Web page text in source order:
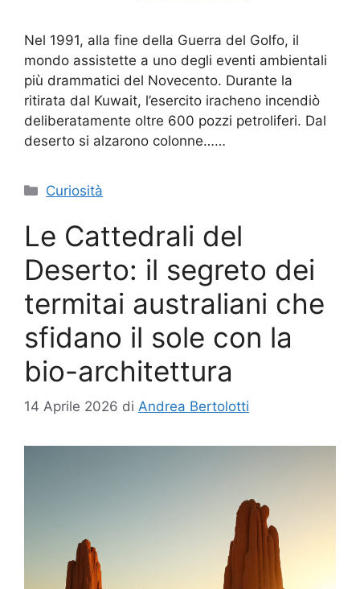
Nel 1991, alla fine della Guerra del Golfo, il
mondo assistette a uno degli eventi ambientali
più drammatici del Novecento. Durante la
ritirata dal Kuwait, l’esercito iracheno incendiò
deliberatamente oltre 600 pozzi petroliferi. Dal
deserto si alzarono colonne……
Categorie
Curiosità
Le Cattedrali del
Deserto: il segreto dei
termitai australiani che
sfidano il sole con la
bio-architettura
14 Aprile 2026 di Andrea Bertolotti